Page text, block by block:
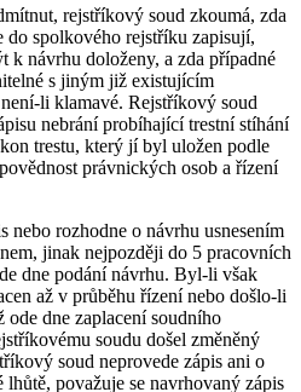
rejstříkový soud zkoumá, zda
do spolkového rejstříku zapisují,
návrhu doloženy, a zda případné
s jiným již existujícím
li klamavé. Rejstříkový soud
nebrání probíhající trestní stíhání
trestu, který jí byl uložen podle
právnických osob a řízení
nebo rozhodne o návrhu usnesením
jinak nejpozději do 5 pracovních
dne podání návrhu. Byl-li však
až v průběhu řízení nebo došlo-li
ode dne zaplacení soudního
soudu došel změněný
soud neprovede zápis ani o
považuje se navrhovaný zápis